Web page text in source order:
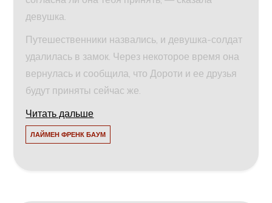
девушка.
Путешественники назвались, и девушка-солдат
удалилась в замок. Через некоторое время она
вернулась и сообщила, что Дороти и ее друзья
будут приняты сейчас же.
Читать дальше
ЛАЙМЕН ФРЕНК БАУМ